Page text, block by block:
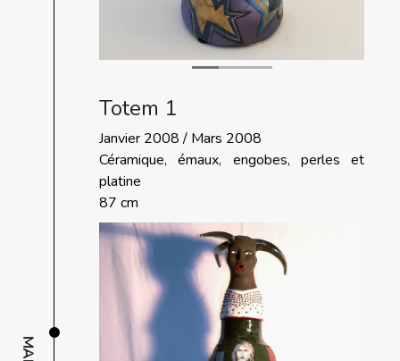
Totem 1
Janvier 2008 / Mars 2008
Céramique, émaux, engobes, perles et
platine
87 cm